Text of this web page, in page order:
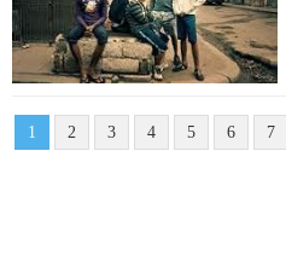
1 2 3 4 5 6 7